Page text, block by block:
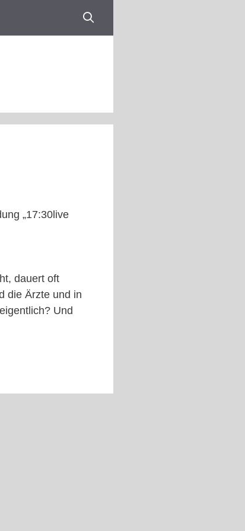
„17:30live
dauert oft
die Ärzte und in
Und